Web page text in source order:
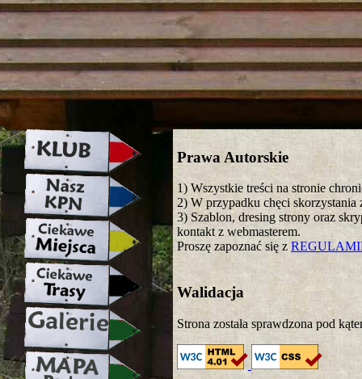
strona w naprawie zapraszamy
Prawa Autorskie
1) Wszystkie treści na stronie
2) W przypadku chęci skorzystania
3) Szablon, dresing strony oraz
kontakt z webmasterem.
Proszę zapoznać się z
Walidacja
Strona została sprawdzona pod